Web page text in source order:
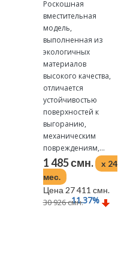
Роскошная
вместительная
модель,
выполненная из
экологичных
материалов
высокого качества,
отличается
устойчивостью
поверхностей к
выгоранию,
механическим
повреждениям,...
1 485 смн.
x 24
мес.
Цена 27 411 смн.
30 926 смн.11.37%